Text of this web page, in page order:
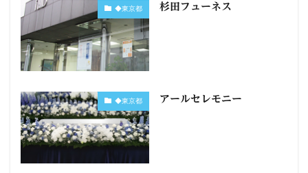
◆東京都 杉田フューネス
◆東京都 アールセレモニー